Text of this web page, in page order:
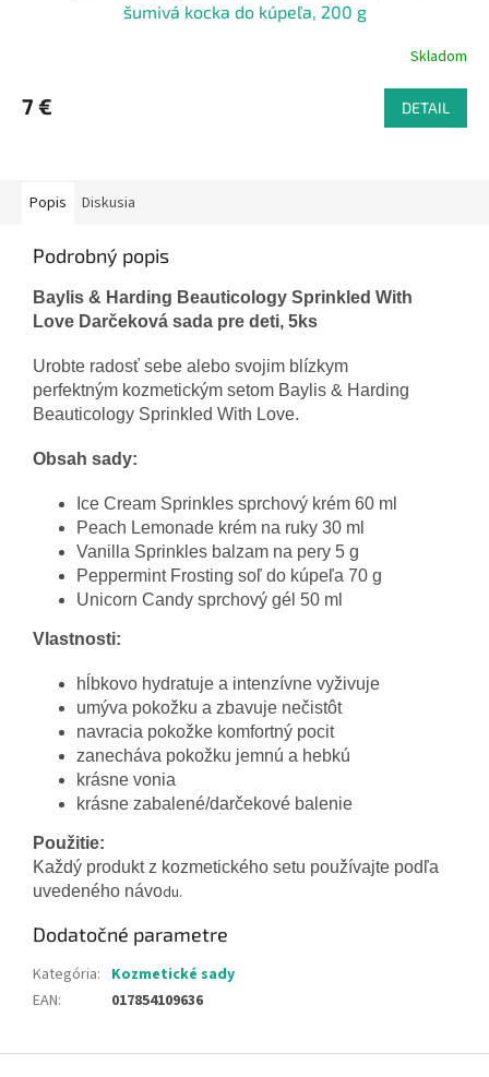
šumivá kocka do kúpeľa, 200 g
Skladom
7 € DETAIL
Popis Diskusia
Podrobný popis
Baylis & Harding Beauticology Sprinkled With
Love Darčeková sada pre deti, 5ks
Urobte radosť sebe alebo svojim blízkym
perfektným kozmetickým setom Baylis & Harding
Beauticology Sprinkled With Love.
Obsah sady:
Ice Cream Sprinkles sprchový krém 60 ml
Peach Lemonade krém na ruky 30 ml
Vanilla Sprinkles balzam na pery 5 g
Peppermint Frosting soľ do kúpeľa 70 g
Unicorn Candy sprchový gél 50 ml
Vlastnosti:
hĺbkovo hydratuje a intenzívne vyživuje
umýva pokožku a zbavuje nečistôt
navracia pokožke komfortný pocit
zanecháva pokožku jemnú a hebkú
krásne vonia
krásne zabalené/darčekové balenie
Použitie:
Každý produkt z kozmetického setu používajte podľa
uvedeného návodu.
Dodatočné parametre
Kategória: Kozmetické sady
EAN: 017854109636